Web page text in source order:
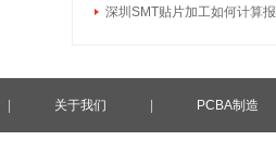
深圳SMT贴片加工如何计算
关于我们 PCBA制造